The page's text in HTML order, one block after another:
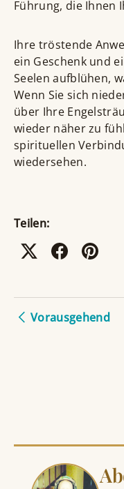
Führung, die Ihnen
Ihre tröstende
ein Geschenk und
Seelen aufblühen,
Wenn Sie sich
über Ihre
wieder näher zu
spirituellen
wiedersehen.
Teilen:
Vorausgehend